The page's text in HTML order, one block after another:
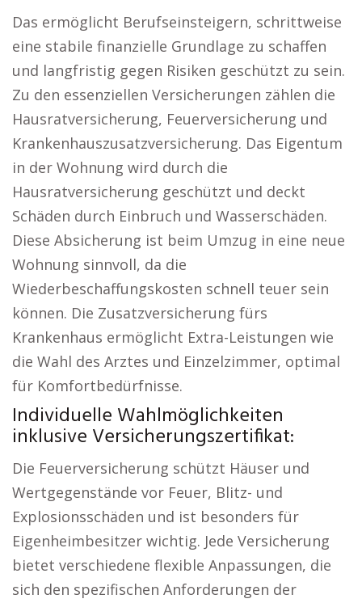
Das ermöglicht Berufseinsteigern, schrittweise
eine stabile finanzielle Grundlage zu schaffen
und langfristig gegen Risiken geschützt zu sein.
Zu den essenziellen Versicherungen zählen die
Hausratversicherung, Feuerversicherung und
Krankenhauszusatzversicherung. Das Eigentum
in der Wohnung wird durch die
Hausratversicherung geschützt und deckt
Schäden durch Einbruch und Wasserschäden.
Diese Absicherung ist beim Umzug in eine neue
Wohnung sinnvoll, da die
Wiederbeschaffungskosten schnell teuer sein
können. Die Zusatzversicherung fürs
Krankenhaus ermöglicht Extra-Leistungen wie
die Wahl des Arztes und Einzelzimmer, optimal
für Komfortbedürfnisse.
Individuelle Wahlmöglichkeiten
inklusive Versicherungszertifikat:
Die Feuerversicherung schützt Häuser und
Wertgegenstände vor Feuer, Blitz- und
Explosionsschäden und ist besonders für
Eigenheimbesitzer wichtig. Jede Versicherung
bietet verschiedene flexible Anpassungen, die
sich den spezifischen Anforderungen der